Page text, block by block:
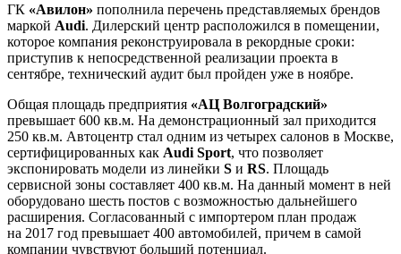
ГК «Авилон» пополнила перечень представляемых брендов
маркой Audi. Дилерский центр расположился в помещении,
которое компания реконструировала в рекордные сроки:
приступив к непосредственной реализации проекта в
сентябре, технический аудит был пройден уже в ноябре.
Общая площадь предприятия «АЦ Волгоградский»
превышает 600 кв.м. На демонстрационный зал приходится
250 кв.м. Автоцентр стал одним из четырех салонов в Москве,
сертифицированных как Audi Sport, что позволяет
экспонировать модели из линейки S и RS. Площадь
сервисной зоны составляет 400 кв.м. На данный момент в ней
оборудовано шесть постов с возможностью дальнейшего
расширения. Согласованный с импортером план продаж
на 2017 год превышает 400 автомобилей, причем в самой
компании чувствуют больший потенциал.